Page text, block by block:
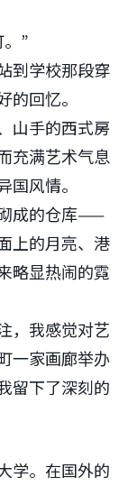
”
到学校那段穿
回忆。
山手的西式房
充满艺术气息
风情。
成的仓库——
上的月亮、港
略显热闹的霓
，我感觉对艺
一家画廊举办
留下了深刻的
学。在国外的